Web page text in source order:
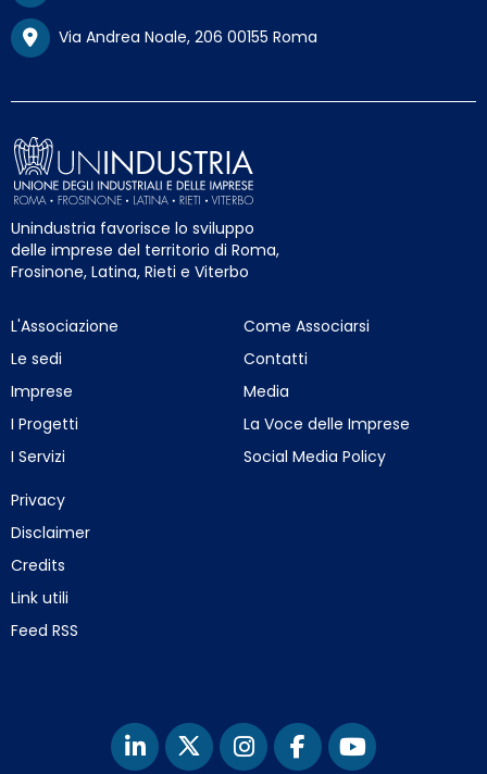
Via Andrea Noale, 206 00155 Roma
Unindustria favorisce lo sviluppo
delle imprese del territorio di Roma,
Frosinone, Latina, Rieti e Viterbo
L'Associazione
Le sedi
Imprese
I Progetti
I Servizi
Come Associarsi
Contatti
Media
La Voce delle Imprese
Social Media Policy
Privacy
Disclaimer
Credits
Link utili
Feed RSS